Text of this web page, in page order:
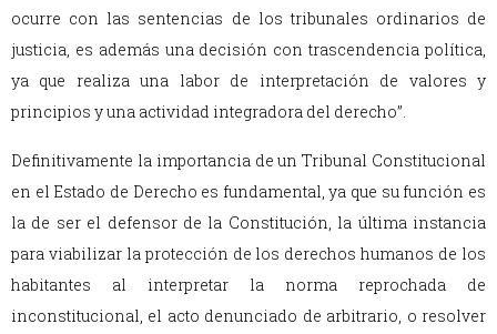
ocurre con las sentencias de los tribunales ordinarios de
justicia, es además una decisión con trascendencia política,
ya que realiza una labor de interpretación de valores y
principios y una actividad integradora del derecho”.
Definitivamente la importancia de un Tribunal Constitucional
en el Estado de Derecho es fundamental, ya que su función es
la de ser el defensor de la Constitución, la última instancia
para viabilizar la protección de los derechos humanos de los
habitantes al interpretar la norma reprochada de
inconstitucional, el acto denunciado de arbitrario, o resolver